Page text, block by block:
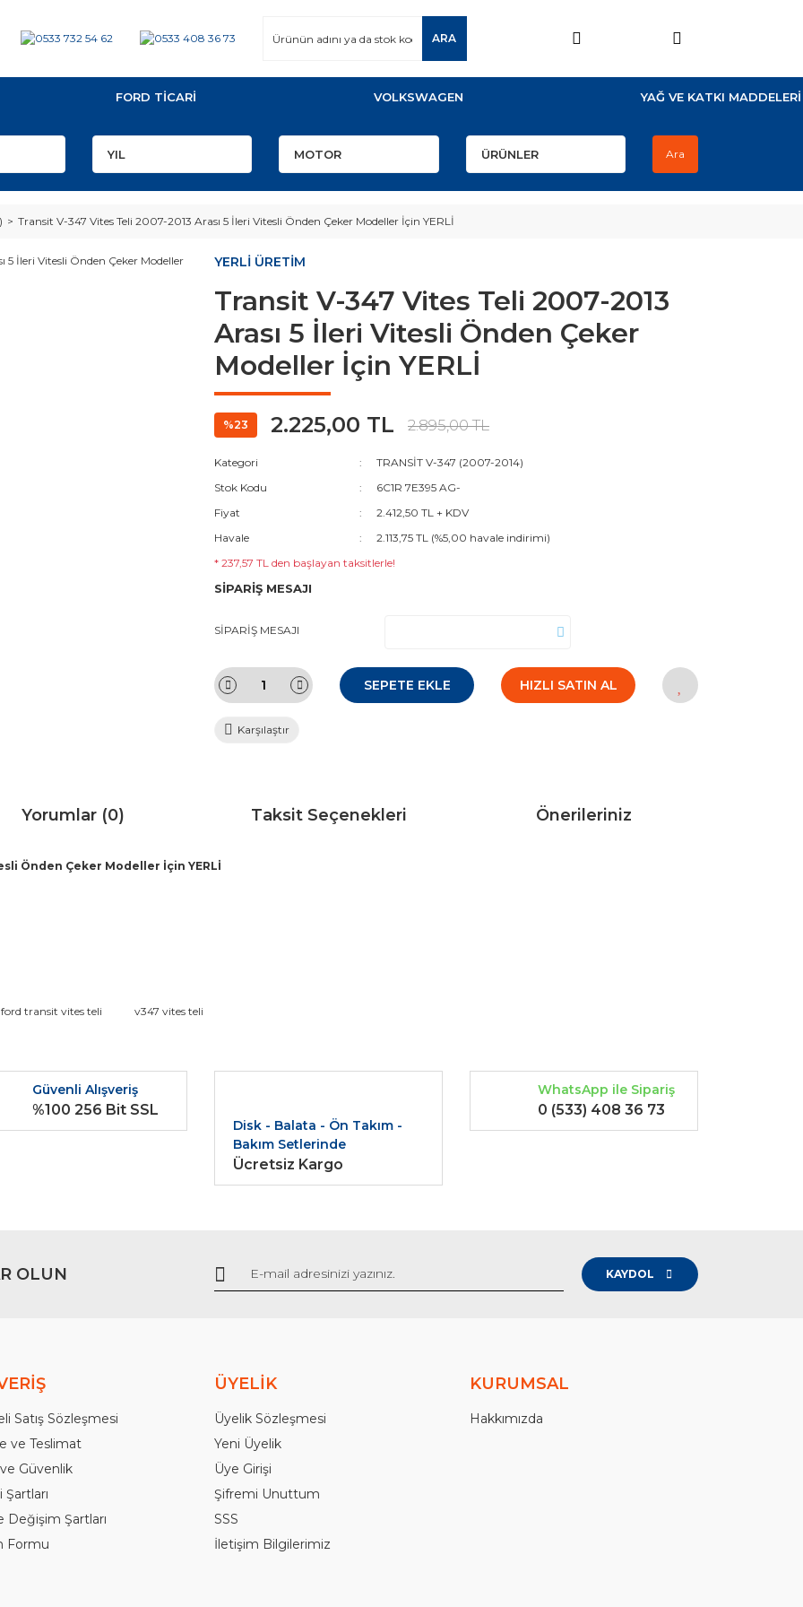
ARA
FORD TİCARİ VOLKSWAGEN YAĞ VE KATKI MADDELERİ
Ara
Transit V-347 Vites Teli 2007-2013 Arası 5 İleri Vitesli Önden Çeker Modeller İçin YERLİ
YERLİ ÜRETİM
Transit V-347 Vites Teli 2007-2013
Arası 5 İleri Vitesli Önden Çeker
Modeller İçin YERLİ
%23 2.225,00 TL 2.895,00 TL
Kategori
TRANSİT V-347 (2007-2014)
Stok Kodu
6C1R 7E395 AG-
Fiyat
2.412,50 TL + KDV
Havale
2.113,75 TL (%5,00 havale indirimi)
* 237,57 TL den başlayan taksitlerle!
SİPARİŞ MESAJI
SİPARİŞ MESAJI
SEPETE EKLE HIZLI SATIN AL
Karşılaştır
Yorumlar (0) Taksit Seçenekleri Önerileriniz
Önden Çeker Modeller İçin YERLİ
diğer konularda yetersiz gördüğünüz noktaları öneri formunu kullanarak tarafımıza iletebilirsiniz.
Gönder
ford transit vites teli v347 vites teli
Güvenli Alışveriş
%100 256 Bit SSL
Disk - Balata - Ön Takım -
Bakım Setlerinde
Ücretsiz Kargo
WhatsApp ile Sipariş
0 (533) 408 36 73
OLUN KAYDOL
Satış Sözleşmesi
ve Teslimat
Güvenlik
Şartları
Değişim Şartları
Formu
ÜYELİK
Üyelik Sözleşmesi
Yeni Üyelik
Üye Girişi
Şifremi Unuttum
SSS
İletişim Bilgilerimiz
KURUMSAL
Hakkımızda